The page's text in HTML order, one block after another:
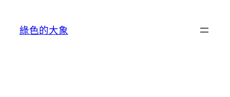
綠色的大象